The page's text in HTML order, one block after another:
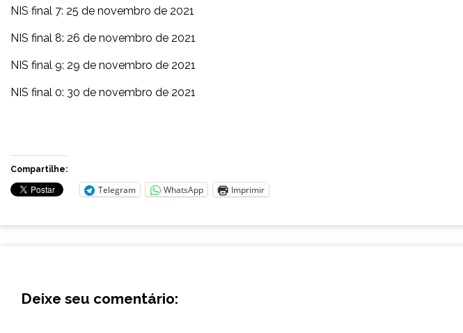
NIS final 7: 25 de novembro de 2021
NIS final 8: 26 de novembro de 2021
NIS final 9: 29 de novembro de 2021
NIS final 0: 30 de novembro de 2021
Compartilhe:
Telegram WhatsApp Imprimir
Deixe seu comentário: